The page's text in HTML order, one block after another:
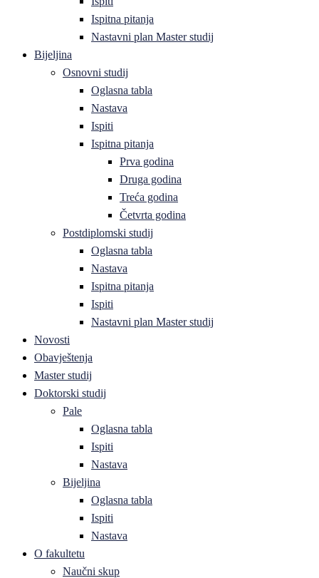
Ispitna pitanja
Nastavni plan Master studij
Bijeljina
Osnovni studij
Oglasna tabla
Nastava
Ispiti
Ispitna pitanja
Prva godina
Druga godina
Treća godina
Četvrta godina
Postdiplomski studij
Oglasna tabla
Nastava
Ispitna pitanja
Ispiti
Nastavni plan Master studij
Novosti
Obavještenja
Master studij
Doktorski studij
Pale
Oglasna tabla
Ispiti
Nastava
Bijeljina
Oglasna tabla
Ispiti
Nastava
O fakultetu
Naučni skup